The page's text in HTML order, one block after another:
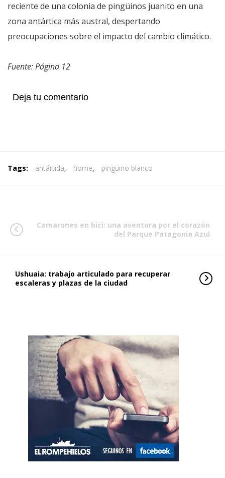
reciente de una colonia de pingüinos juanito en una
zona antártica más austral, despertando
preocupaciones sobre el impacto del cambio climático.
Fuente: Página 12
Deja tu comentario
Tags: antártida, home, pingüino blanco
Camarones en bici: una aventura por el corazón
del Parque Patagonia Azul
Ushuaia: trabajo articulado para recuperar
escaleras y plazas de la ciudad